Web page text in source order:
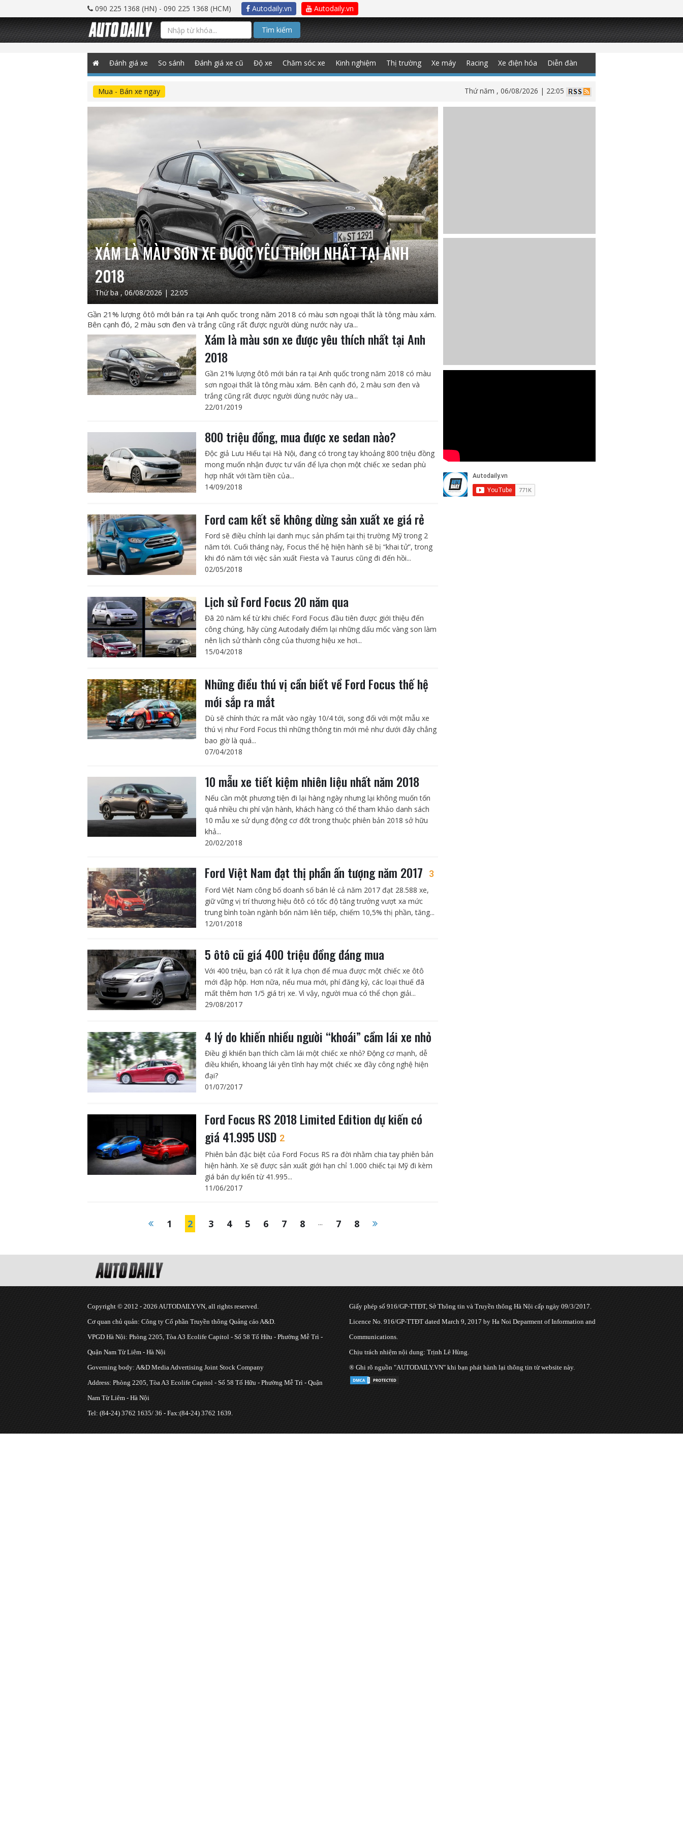
090 225 1368 (HN) - 090 225 1368 (HCM) Autodaily.vn Autodaily.vn
Tìm kiếm
Đánh giá xe So sánh Đánh giá xe cũ Độ xe Chăm sóc xe Kinh nghiệm Thị trường Xe máy Racing Xe điện hóa Diễn đàn
Mua - Bán xe ngay Thứ năm , 06/08/2026 | 22:05
XÁM LÀ MÀU SƠN XE ĐƯỢC YÊU THÍCH NHẤT TẠI ANH
2018
Thứ ba , 06/08/2026 | 22:05
Gần 21% lượng ôtô mới bán ra tại Anh quốc trong năm 2018 có màu sơn ngoại thất là tông màu xám.
Bên cạnh đó, 2 màu sơn đen và trắng cũng rất được người dùng nước này ưa...
Xám là màu sơn xe được yêu thích nhất tại Anh
2018
Gần 21% lượng ôtô mới bán ra tại Anh quốc trong năm 2018 có màu
sơn ngoại thất là tông màu xám. Bên cạnh đó, 2 màu sơn đen và
trắng cũng rất được người dùng nước này ưa...
22/01/2019
800 triệu đồng, mua được xe sedan nào?
Độc giả Lưu Hiếu tại Hà Nội, đang có trong tay khoảng 800 triệu đồng
mong muốn nhận được tư vấn để lựa chọn một chiếc xe sedan phù
hợp nhất với tầm tiền của...
14/09/2018
Ford cam kết sẽ không dừng sản xuất xe giá rẻ
Ford sẽ điều chỉnh lại danh mục sản phẩm tại thị trường Mỹ trong 2
năm tới. Cuối tháng này, Focus thế hệ hiện hành sẽ bị “khai tử”, trong
khi đó năm tới việc sản xuất Fiesta và Taurus cũng đi đến hồi...
02/05/2018
Lịch sử Ford Focus 20 năm qua
Đã 20 năm kể từ khi chiếc Ford Focus đầu tiên được giới thiệu đến
công chúng, hãy cùng Autodaily điểm lại những dấu mốc vàng son làm
nên lịch sử thành công của thương hiệu xe hơi...
15/04/2018
Những điều thú vị cần biết về Ford Focus thế hệ
mới sắp ra mắt
Dù sẽ chính thức ra mắt vào ngày 10/4 tới, song đối với một mẫu xe
thú vị như Ford Focus thì những thông tin mới mẻ như dưới đây chẳng
bao giờ là quá...
07/04/2018
10 mẫu xe tiết kiệm nhiên liệu nhất năm 2018
Nếu cần một phương tiện đi lại hàng ngày nhưng lại không muốn tốn
quá nhiều chi phí vận hành, khách hàng có thể tham khảo danh sách
10 mẫu xe sử dụng động cơ đốt trong thuộc phiên bản 2018 sở hữu
khả...
20/02/2018
Ford Việt Nam đạt thị phần ấn tượng năm 2017 3
Ford Việt Nam công bố doanh số bán lẻ cả năm 2017 đạt 28.588 xe,
giữ vững vị trí thương hiệu ôtô có tốc độ tăng trưởng vượt xa mức
trung bình toàn ngành bốn năm liên tiếp, chiếm 10,5% thị phần, tăng...
12/01/2018
5 ôtô cũ giá 400 triệu đồng đáng mua
Với 400 triệu, bạn có rất ít lựa chọn để mua được một chiếc xe ôtô
mới đập hộp. Hơn nữa, nếu mua mới, phí đăng ký, các loại thuế đã
mất thêm hơn 1/5 giá trị xe. Vì vậy, người mua có thể chọn giải...
29/08/2017
4 lý do khiến nhiều người “khoái” cầm lái xe nhỏ
Điều gì khiến bạn thích cầm lái một chiếc xe nhỏ? Động cơ mạnh, dễ
điều khiển, khoang lái yên tĩnh hay một chiếc xe đầy công nghệ hiện
đại?
01/07/2017
Ford Focus RS 2018 Limited Edition dự kiến có
giá 41.995 USD 2
Phiên bản đặc biệt của Ford Focus RS ra đời nhằm chia tay phiên bản
hiện hành. Xe sẽ được sản xuất giới hạn chỉ 1.000 chiếc tại Mỹ đi kèm
giá bán dự kiến từ 41.995...
11/06/2017
1 2 3 4 5 6 7 8 ... 7 8
Copyright © 2012 - 2026 AUTODAILY.VN, all rights reserved.
Cơ quan chủ quản: Công ty Cổ phần Truyền thông Quảng cáo A&D.
VPGD Hà Nội: Phòng 2205, Tòa A3 Ecolife Capitol - Số 58 Tố Hữu - Phường Mễ Trì -
Quận Nam Từ Liêm - Hà Nội
Governing body: A&D Media Advertising Joint Stock Company
Address: Phòng 2205, Tòa A3 Ecolife Capitol - Số 58 Tố Hữu - Phường Mễ Trì - Quận
Nam Từ Liêm - Hà Nội
Tel: (84-24) 3762 1635/ 36 - Fax:(84-24) 3762 1639.
Giấy phép số 916/GP-TTĐT, Sở Thông tin và Truyền thông Hà Nội cấp ngày 09/3/2017.
Licence No. 916/GP-TTĐT dated March 9, 2017 by Ha Noi Deparment of Information and
Communications.
Chịu trách nhiệm nội dung: Trịnh Lê Hùng.
® Ghi rõ nguồn "AUTODAILY.VN" khi bạn phát hành lại thông tin từ website này.